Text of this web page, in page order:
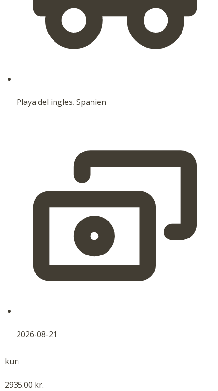
Playa del ingles, Spanien
2026-08-21
kun
2935.00 kr.